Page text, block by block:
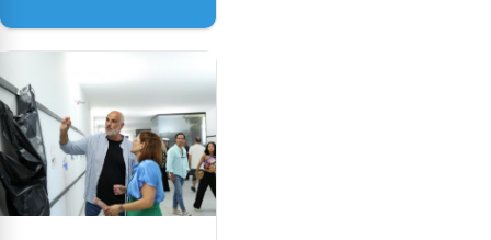
Senhora da